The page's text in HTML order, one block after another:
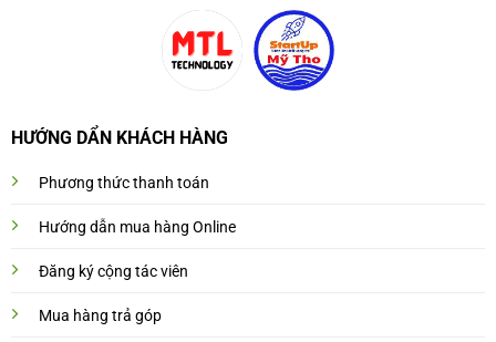
HƯỚNG DẨN KHÁCH HÀNG
Phương thức thanh toán
Hướng dẫn mua hàng Online
Đăng ký cộng tác viên
Mua hàng trả góp